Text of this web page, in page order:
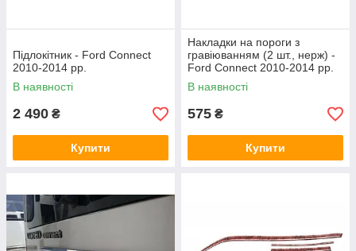
Підлокітник - Ford Connect
2010-2014 рр.
В наявності
2 490 ₴
Купити
Накладки на пороги з
гравіюванням (2 шт., нерж) -
Ford Connect 2010-2014 рр.
В наявності
575 ₴
Купити